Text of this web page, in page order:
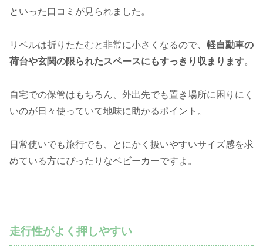
といった口コミが見られました。
リベルは折りたたむと非常に小さくなるので、 軽自動車の
荷台や玄関の限られたスペースにもすっきり収まります。
自宅での保管はもちろん、外出先でも置き場所に困りにく
いのが日々使っていて地味に助かるポイント。
日常使いでも旅行でも、とにかく扱いやすいサイズ感を求
めている方にぴったりなベビーカーですよ。
走行性がよく押しやすい